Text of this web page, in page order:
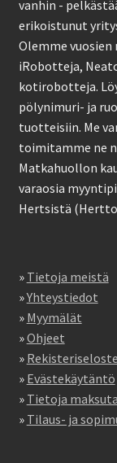
vanhin -
erikoistunut
Olemme
iRobotteja,
kotirobotteja.
pölynimuri- ja
tuotteisiin. Me
toimitamme ne
Matkahuollon
varaosia
Hertsistä
» Tietoja meistä
»Yhteystiedot
» Myymälät
»Ohjeet
»
» Evästekäytäntö
» Tietoja
» Tilaus- ja